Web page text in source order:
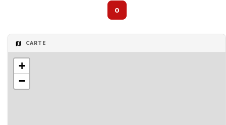
0
CARTE
+
−